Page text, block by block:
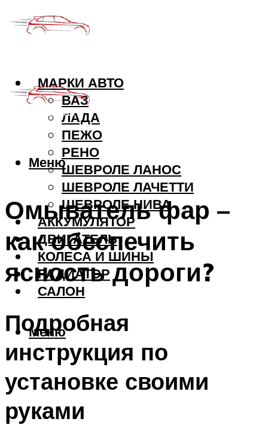
МАРКИ АВТО
ВАЗ
ЛАДА
ПЕЖО
РЕНО
ШЕВРОЛЕ ЛАНОС
ШЕВРОЛЕ ЛАЧЕТТИ
ШЕВРОЛЕ НИВА
АККУМУЛЯТОР
ДВИГАТЕЛЬ
КОЛЕСА И ШИНЫ
РАДИАТОР
САЛОН
Меню
Меню
Омыватель фар –
как обеспечить
ясность дороги?
Подробная
инструкция по
установке своими
руками